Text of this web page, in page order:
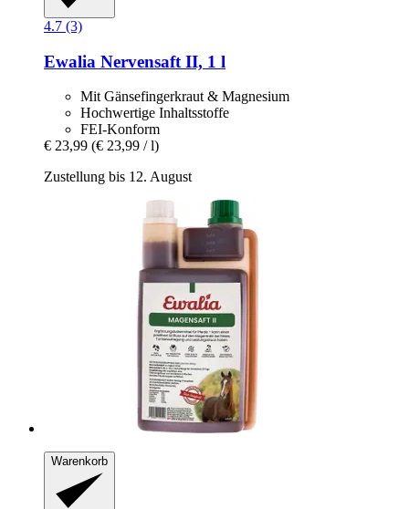
4.7 (3)
Ewalia Nervensaft II, 1 l
Mit Gänsefingerkraut & Magnesium
Hochwertige Inhaltsstoffe
FEI-Konform
€ 23,99 (€ 23,99 / l)
Zustellung bis 12. August
Warenkorb